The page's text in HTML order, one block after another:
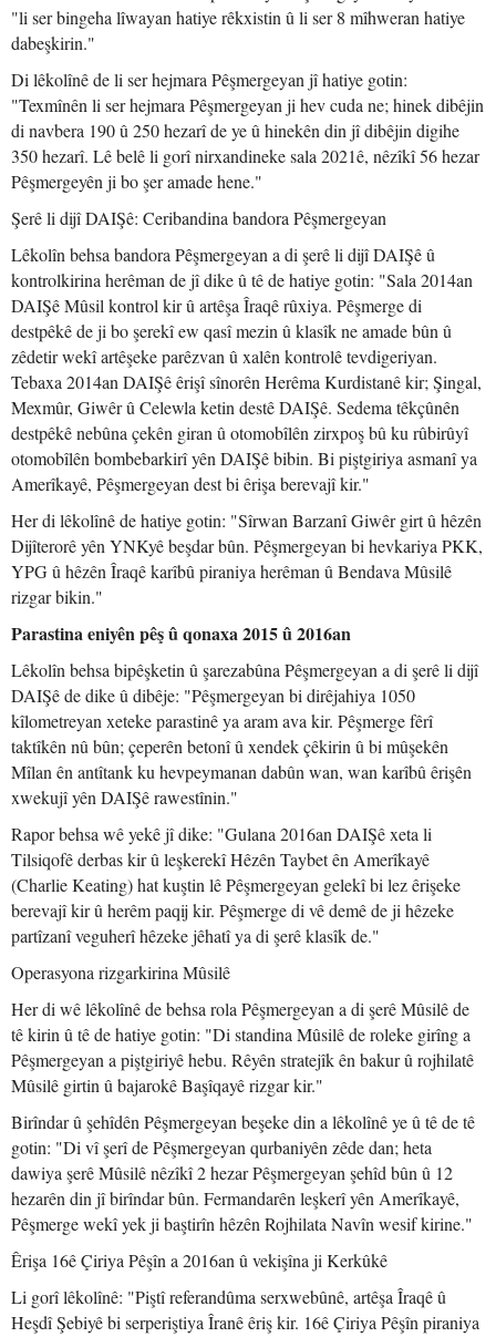
"li ser bingeha lîwayan hatiye rêkxistin û li ser 8 mîhweran hatiye
dabeşkirin."
Di lêkolînê de li ser hejmara Pêşmergeyan jî hatiye gotin:
"Texmînên li ser hejmara Pêşmergeyan ji hev cuda ne; hinek dibêjin
di navbera 190 û 250 hezarî de ye û hinekên din jî dibêjin digihe
350 hezarî. Lê belê li gorî nirxandineke sala 2021ê, nêzîkî 56 hezar
Pêşmergeyên ji bo şer amade hene."
Şerê li dijî DAIŞê: Ceribandina bandora Pêşmergeyan
Lêkolîn behsa bandora Pêşmergeyan a di şerê li dijî DAIŞê û
kontrolkirina herêman de jî dike û tê de hatiye gotin: "Sala 2014an
DAIŞê Mûsil kontrol kir û artêşa Îraqê rûxiya. Pêşmerge di
destpêkê de ji bo şerekî ew qasî mezin û klasîk ne amade bûn û
zêdetir wekî artêşeke parêzvan û xalên kontrolê tevdigeriyan.
Tebaxa 2014an DAIŞê êrişî sînorên Herêma Kurdistanê kir; Şingal,
Mexmûr, Giwêr û Celewla ketin destê DAIŞê. Sedema têkçûnên
destpêkê nebûna çekên giran û otomobîlên zirxpoş bû ku rûbirûyî
otomobîlên bombebarkirî yên DAIŞê bibin. Bi piştgiriya asmanî ya
Amerîkayê, Pêşmergeyan dest bi êrişa berevajî kir."
Her di lêkolînê de hatiye gotin: "Sîrwan Barzanî Giwêr girt û hêzên
Dijîterorê yên YNKyê beşdar bûn. Pêşmergeyan bi hevkariya PKK,
YPG û hêzên Îraqê karîbû piraniya herêman û Bendava Mûsilê
rizgar bikin."
Parastina eniyên pêş û qonaxa 2015 û 2016an
Lêkolîn behsa bipêşketin û şarezabûna Pêşmergeyan a di şerê li dijî
DAIŞê de dike û dibêje: "Pêşmergeyan bi dirêjahiya 1050
kîlometreyan xeteke parastinê ya aram ava kir. Pêşmerge fêrî
taktîkên nû bûn; çeperên betonî û xendek çêkirin û bi mûşekên
Mîlan ên antîtank ku hevpeymanan dabûn wan, wan karîbû êrişên
xwekujî yên DAIŞê rawestînin."
Rapor behsa wê yekê jî dike: "Gulana 2016an DAIŞê xeta li
Tilsiqofê derbas kir û leşkerekî Hêzên Taybet ên Amerîkayê
(Charlie Keating) hat kuştin lê Pêşmergeyan gelekî bi lez êrişeke
berevajî kir û herêm paqij kir. Pêşmerge di vê demê de ji hêzeke
partîzanî veguherî hêzeke jêhatî ya di şerê klasîk de."
Operasyona rizgarkirina Mûsilê
Her di wê lêkolînê de behsa rola Pêşmergeyan a di şerê Mûsilê de
tê kirin û tê de hatiye gotin: "Di standina Mûsilê de roleke girîng a
Pêşmergeyan a piştgiriyê hebu. Rêyên stratejîk ên bakur û rojhilatê
Mûsilê girtin û bajarokê Başîqayê rizgar kir."
Birîndar û şehîdên Pêşmergeyan beşeke din a lêkolînê ye û tê de tê
gotin: "Di vî şerî de Pêşmergeyan qurbaniyên zêde dan; heta
dawiya şerê Mûsilê nêzîkî 2 hezar Pêşmergeyan şehîd bûn û 12
hezarên din jî birîndar bûn. Fermandarên leşkerî yên Amerîkayê,
Pêşmerge wekî yek ji baştirîn hêzên Rojhilata Navîn wesif kirine."
Êrişa 16ê Çiriya Pêşîn a 2016an û vekişîna ji Kerkûkê
Li gorî lêkolînê: "Piştî referandûma serxwebûnê, artêşa Îraqê û
Heşdî Şebiyê bi serperiştiya Îranê êriş kir. 16ê Çiriya Pêşîn piraniya